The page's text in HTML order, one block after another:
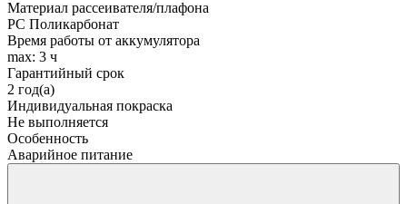
Материал рассеивателя/плафона
PC Поликарбонат
Время работы от аккумулятора
max: 3 ч
Гарантийный срок
2 год(а)
Индивидуальная покраска
Не выполняется
Особенность
Аварийное питание